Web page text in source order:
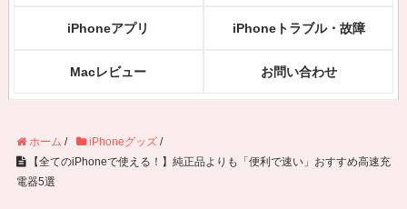
iPhoneアプリ iPhoneトラブル・故障
Macレビュー お問い合わせ
ホーム / iPhoneグッズ /
【全てのiPhoneで使える！】純正品よりも「便利で速い」おすすめ高速充
電器5選